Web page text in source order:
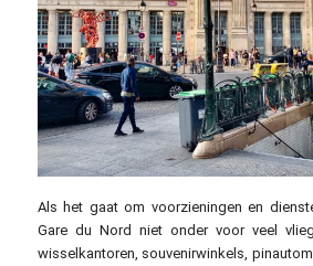
Als het gaat om voorzieningen en
Gare du Nord niet onder voor veel
wisselkantoren, souvenirwinkels,